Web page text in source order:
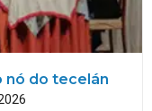
nó do tecelán